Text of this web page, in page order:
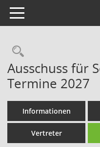
Toggle navigation
Ausschuss für
Termine 2027
Informationen
Vertreter